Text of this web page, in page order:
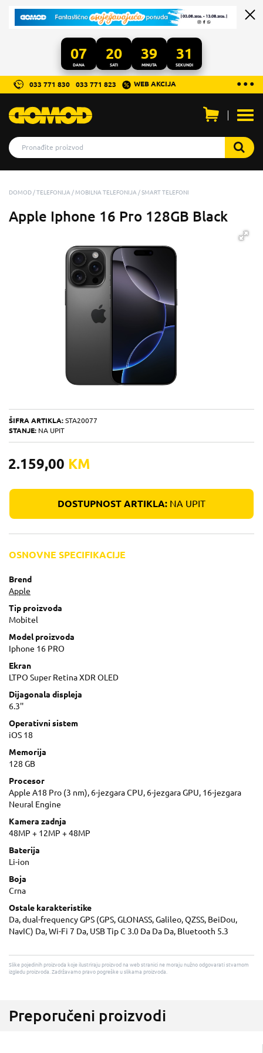
07
DANA
20
SATI
39
MINUTA
31
SEKUNDI
...
● ● ●
033 771 830 033 771 823 WEB AKCIJA
DOMOD TELEFONIJA MOBILNA TELEFONIJA SMART TELEFONI
Apple Iphone 16 Pro 128GB Black
ŠIFRA ARTIKLA: STA20077
STANJE: NA UPIT
2.159,00 KM
DOSTUPNOST ARTIKLA: NA UPIT
OSNOVNE SPECIFIKACIJE
Brend
Apple
Tip proizvoda
Mobitel
Model proizvoda
Iphone 16 PRO
Ekran
LTPO Super Retina XDR OLED
Dijagonala displeja
6.3''
Operativni sistem
iOS 18
Memorija
128 GB
Procesor
Apple A18 Pro (3 nm), 6-jezgara CPU, 6-jezgara GPU, 16-jezgara
Neural Engine
Kamera zadnja
48MP + 12MP + 48MP
Baterija
Li-ion
Boja
Crna
Ostale karakteristike
Da, dual-frequency GPS (GPS, GLONASS, Galileo, QZSS, BeiDou,
NavIC) Da, Wi-Fi 7 Da, USB Tip C 3.0 Da Da Da, Bluetooth 5.3
Slike pojedinih proizvoda koje ilustriraju proizvod na web stranici ne moraju nužno odgovarati stvarnom
izgledu proizvoda. Zadržavamo pravo pogreške u slikama proizvoda.
Preporučeni proizvodi